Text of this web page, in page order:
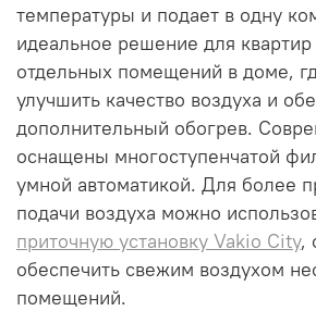
температуры и подает в одну
идеальное решение для
отдельных помещений в доме,
улучшить качество воздуха и
дополнительный обогрев.
оснащены многоступенчатой
умной автоматикой. Для более
подачи воздуха можно
приточную установку Vakio City,
обеспечить свежим воздухом
помещений.